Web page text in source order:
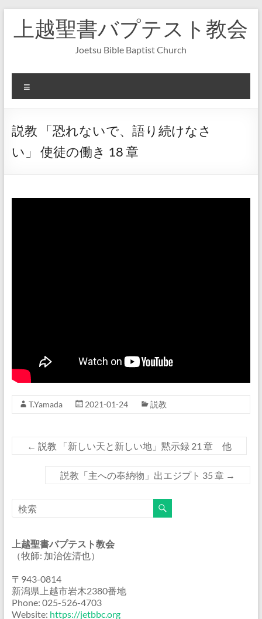
へ
上越聖書バプテスト教会
Joetsu Bible Baptist Church
ニ
ー
説教 「恐れないで、語り続けなさ
い」 使徒の働き 18 章
T.Yamada 2021-01-24 説教
← 説教 「新しい天と新しい地」黙示録 21 章 他
説教「主への奉納物」出エジプト 35 章 →
上越聖書バプテスト教会
（牧師: 加治佐清也）
〒943-0814
新潟県上越市岩木2380番地
Phone: 025-526-4703
Website: https://jetbbc.org